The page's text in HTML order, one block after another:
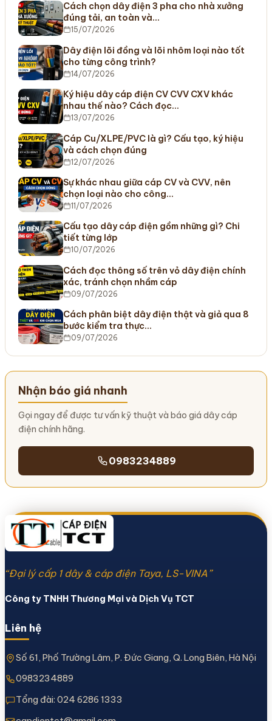
Cách chọn dây điện 3 pha cho nhà xưởng
đúng tải, an toàn và…
15/07/2026
Dây điện lõi đồng và lõi nhôm loại nào tốt
cho từng công trình?
14/07/2026
Ký hiệu dây cáp điện CV CVV CXV khác
nhau thế nào? Cách đọc…
13/07/2026
Cáp Cu/XLPE/PVC là gì? Cấu tạo, ký hiệu
và cách chọn đúng
12/07/2026
Sự khác nhau giữa cáp CV và CVV, nên
chọn loại nào cho công…
11/07/2026
Cấu tạo dây cáp điện gồm những gì? Chi
tiết từng lớp
10/07/2026
Cách đọc thông số trên vỏ dây điện chính
xác, tránh chọn nhầm cáp
09/07/2026
Cách phân biệt dây điện thật và giả qua 8
bước kiểm tra thực…
09/07/2026
Nhận báo giá nhanh
Gọi ngay để được tư vấn kỹ thuật và báo giá dây cáp
điện chính hãng.
0983234889
“Đại lý cấp 1 dây & cáp điện Taya, LS-VINA”
Công ty TNHH Thương Mại và Dịch Vụ TCT
Liên hệ
Số 61, Phố Trường Lâm, P. Đức Giang, Q. Long Biên, Hà Nội
0983234889
Tổng đài: 024 6286 1333